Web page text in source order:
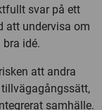
svar på ett
att undervisa om
idé.
att andra
samhälle.